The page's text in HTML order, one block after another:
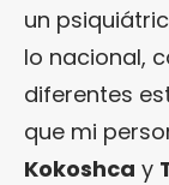
un
lo nacional,
diferentes
que mi
Kokoshca y